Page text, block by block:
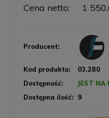
Cena netto: 1
Producent:
Kod produktu:
03.280
Dostępność:
JEST NA
Dostępna ilość:
9